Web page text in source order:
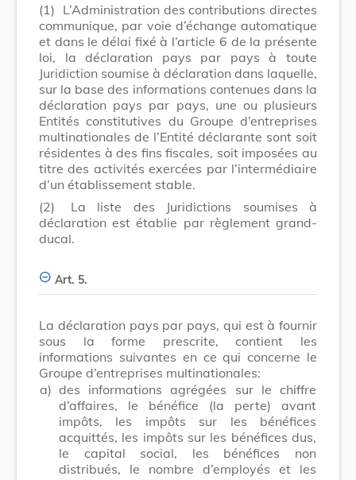
(1) L’Administration des contributions directes
communique, par voie d’échange automatique
et dans le délai fixé à l’article 6 de la présente
loi, la déclaration pays par pays à toute
Juridiction soumise à déclaration dans laquelle,
sur la base des informations contenues dans la
déclaration pays par pays, une ou plusieurs
Entités constitutives du Groupe d’entreprises
multinationales de l’Entité déclarante sont soit
résidentes à des fins fiscales, soit imposées au
titre des activités exercées par l’intermédiaire
d’un établissement stable.
(2)
La liste des Juridictions soumises à
déclaration est établie par règlement grand-
ducal.
Art. 5.
La déclaration pays par pays, qui est à fournir
sous la forme prescrite, contient les
informations suivantes en ce qui concerne le
Groupe d’entreprises multinationales:
a) des informations agrégées sur le chiffre
d’affaires, le bénéfice (la perte) avant
impôts, les impôts sur les bénéfices
acquittés, les impôts sur les bénéfices dus,
le capital social, les bénéfices non
distribués, le nombre d’employés et les